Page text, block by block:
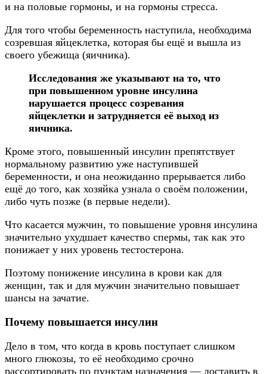
и на половые гормоны, и на гормоны стресса.
Для того чтобы беременность наступила, необходима
созревшая яйцеклетка, которая бы ещё и вышла из
своего убежища (яичника).
Исследования же указывают на то, что
при повышенном уровне инсулина
нарушается процесс созревания
яйцеклетки и затрудняется её выход из
яичника.
Кроме этого, повышенный инсулин препятствует
нормальному развитию уже наступившей
беременности, и она неожиданно прерывается либо
ещё до того, как хозяйка узнала о своём положении,
либо чуть позже (в первые недели).
Что касается мужчин, то повышение уровня инсулина
значительно ухудшает качество спермы, так как это
понижает у них уровень тестостерона.
Поэтому понижение инсулина в крови как для
женщин, так и для мужчин значительно повышает
шансы на зачатие.
Почему повышается инсулин
Дело в том, что когда в кровь поступает слишком
много глюкозы, то её необходимо срочно
рассортировать по пунктам назначения — доставить в